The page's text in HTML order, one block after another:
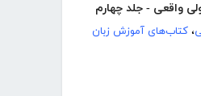
واقعی - جلد چهارم
، کتاب‌های آموزش زبان